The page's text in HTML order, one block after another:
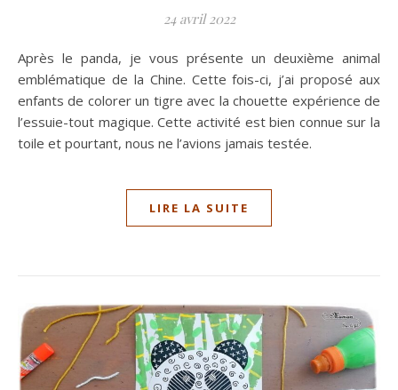
24 avril 2022
Après le panda, je vous présente un deuxième animal
emblématique de la Chine. Cette fois-ci, j’ai proposé aux
enfants de colorer un tigre avec la chouette expérience de
l’essuie-tout magique. Cette activité est bien connue sur la
toile et pourtant, nous ne l’avions jamais testée.
LIRE LA SUITE